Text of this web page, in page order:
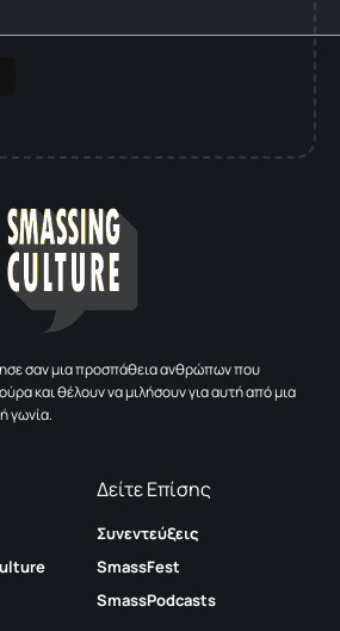
σαν μια προσπάθεια ανθρώπων που
και θέλουν να μιλήσουν για αυτή από μια
γωνία.
Δείτε Επίσης
Συνεντεύξεις
SmassFest
SmassPodcasts